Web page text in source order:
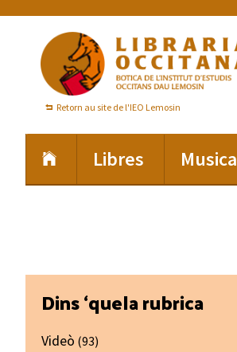
primary
navigation
content
Retorn au site de l'IEO Lemosin
Libres Musica
Primary
Sidebar
Dins ‘quela rubrica
Videò (93)